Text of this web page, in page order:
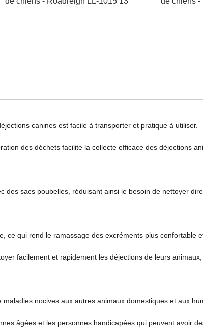
canines est facile à transporter et pratique à utiliser.
des déchets facilite la collecte efficace des déjections
des sacs poubelles, réduisant ainsi le besoin de nettoyer
qui rend le ramassage des excréments plus confortable
facilement et rapidement les déjections de leurs
nocives aux autres animaux domestiques et aux
âgées et les personnes handicapées qui peuvent avoir